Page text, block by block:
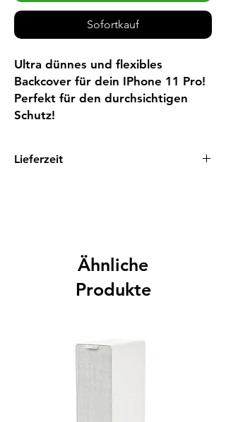
Sofortkauf
Ultra dünnes und flexibles
Backcover für dein IPhone 11 Pro!
Perfekt für den durchsichtigen
Schutz!
Lieferzeit
Ähnliche
Produkte